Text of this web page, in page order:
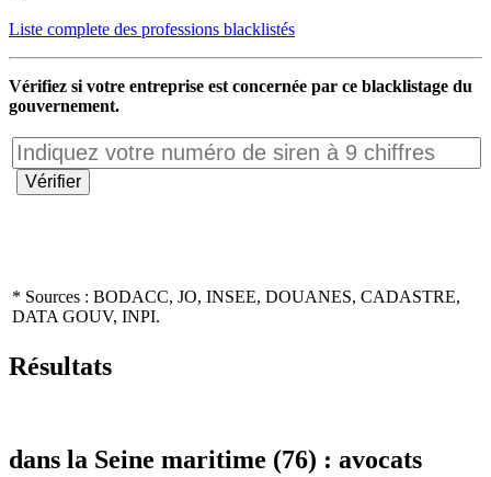
Liste complete des professions blacklistés
Vérifiez si votre entreprise est concernée par ce blacklistage du
gouvernement.
* Sources : BODACC, JO, INSEE, DOUANES, CADASTRE,
DATA GOUV, INPI.
Résultats
dans la Seine maritime (76) : avocats